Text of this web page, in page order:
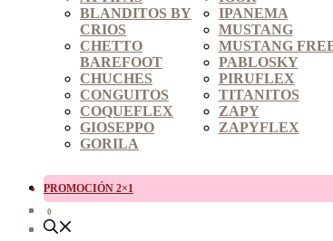
BLANDITOS BY
CRIOS
CHETTO
BAREFOOT
CHUCHES
CONGUITOS
COQUEFLEX
GIOSEPPO
GORILA
IPANEMA
MUSTANG
MUSTANG
PABLOSKY
PIRUFLEX
TITANITOS
ZAPY
ZAPYFLEX
PROMOCIÓN 2×1
0